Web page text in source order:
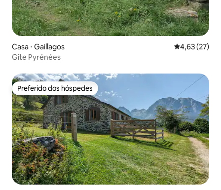
Casa ⋅ Gaillagos 4,63 de uma
4,63 (27)
Gîte Pyrénées
Preferido dos hóspedes
Preferido dos hóspedes